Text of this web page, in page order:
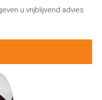
u vrijblijvend advies